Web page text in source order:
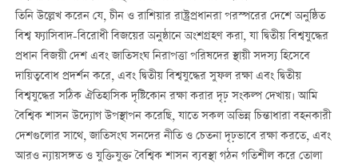
তিনি উল্লেখ করেন যে, চীন ও রাশিয়ার রাষ্ট্রপ্রধানরা পরস্পরের দেশে অনুষ্ঠিত
বিশ্ব ফ্যাসিবাদ-বিরোধী বিজয়ের অনুষ্ঠানে অংশগ্রহণ করা, যা দ্বিতীয় বিশ্বযুদ্ধের
প্রধান বিজয়ী দেশ এবং জাতিসংঘ নিরাপত্তা পরিষদের স্থায়ী সদস্য হিসেবে
দায়িত্ববোধ প্রদর্শন করে, এবং দ্বিতীয় বিশ্বযুদ্ধের সুফল রক্ষা এবং দ্বিতীয়
বিশ্বযুদ্ধের সঠিক ঐতিহাসিক দৃষ্টিকোন রক্ষা করার দৃঢ় সংকল্প দেখায়। আমি
বৈশ্বিক শাসন উদ্যোগ উপস্থাপন করেছি, যাতে সকল অভিন্ন চিন্তাধারা বহনকারী
দেশগুলোর সাথে, জাতিসংঘ সনদের নীতি ও চেতনা দৃঢ়ভাবে রক্ষা করতে, এবং
আরও ন্যায়সঙ্গত ও যুক্তিযুক্ত বৈশ্বিক শাসন ব্যবস্থা গঠন গতিশীল করে তোলা